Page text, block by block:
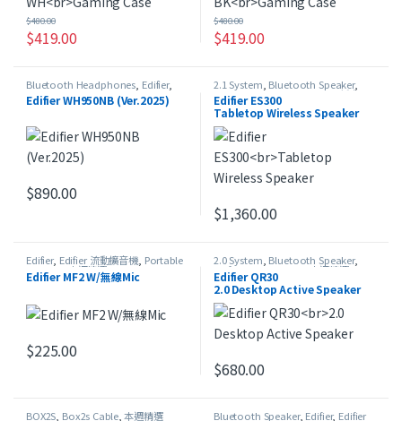
$419.00
$480.00
$419.00
$480.00
Bluetooth Headphones Edifier,
HeadSet,On-Ear Headphones,
新產品,本週精選
Edifier WH950NB (Ver.2025)
$890.00
此產品有多種款式。 可在產品頁面選擇選項
2.1 System Bluetooth Speaker,
Edifier,Portable Speaker, 最新產品
本週精選
Edifier ES300
Tabletop Wireless Speaker
$1,360.00
此產品有多種款式。 可在產品頁
Edifier, Edifier 流動擴音機, Portable
Speaker ,本週精選
Edifier MF2 W/無線Mic
$225.00
2.0 System, Bluetooth Speaker,
Edifier USB Speaker 本週精選
Edifier QR30
2.0 Desktop Active Speaker
$680.00
此產品有多種款式。 可在產品頁
BOX2S Box2s Cable,本週精選 Bluetooth Speaker, Edifier, Edifier